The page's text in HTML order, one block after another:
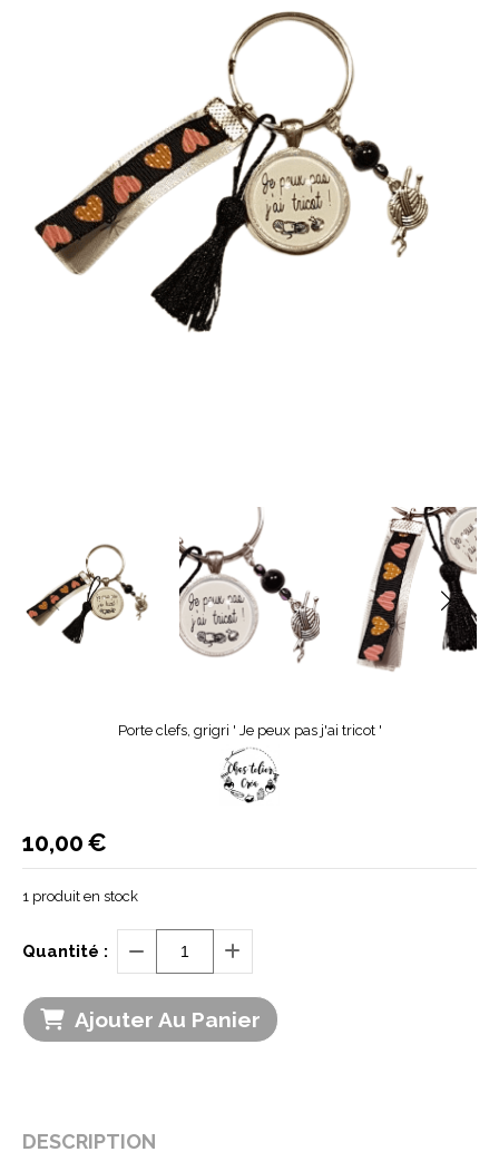
Porte clefs, grigri ' Je peux pas j'ai tricot '
10,00€
1 produit en stock
Quantité :
Ajouter Au Panier
DESCRIPTION